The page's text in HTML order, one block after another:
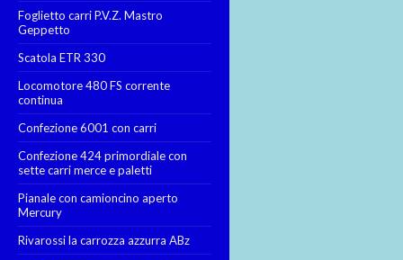
Foglietto carri P.V.Z. Mastro
Geppetto
Scatola ETR 330
Locomotore 480 FS corrente
continua
Confezione 6001 con carri
Confezione 424 primordiale con
sette carri merce e paletti
Pianale con camioncino aperto
Mercury
Rivarossi la carrozza azzurra ABz